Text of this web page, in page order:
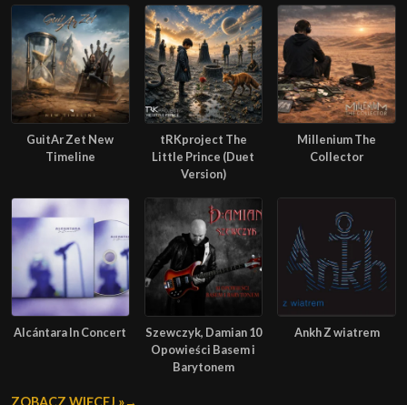
GuitAr Zet New
Timeline
tRKproject The
Little Prince (Duet
Version)
Millenium The
Collector
Alcántara In Concert
Szewczyk, Damian 10
Opowieści Basem i
Barytonem
Ankh Z wiatrem
ZOBACZ WIĘCEJ »